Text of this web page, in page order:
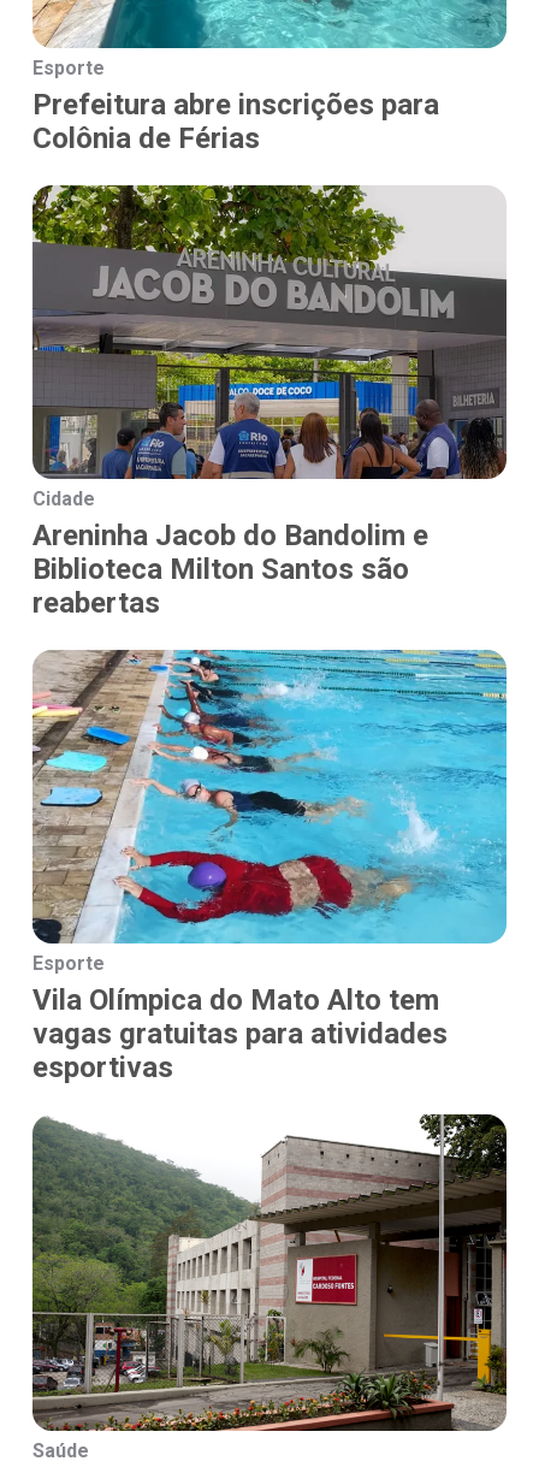
Esporte
Prefeitura abre inscrições para
Colônia de Férias
Cidade
Areninha Jacob do Bandolim e
Biblioteca Milton Santos são
reabertas
Esporte
Vila Olímpica do Mato Alto tem
vagas gratuitas para atividades
esportivas
Saúde